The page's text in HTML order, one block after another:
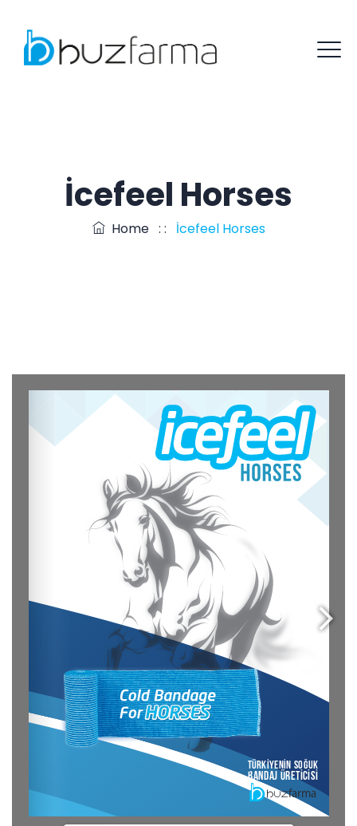
İcefeel Horses
Home: : İcefeel Horses